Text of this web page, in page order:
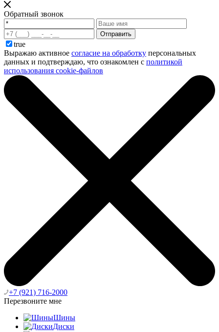
Обратный звонок
Отправить
true
Выражаю активное согласие на обработку персональных
данных и подтверждаю, что ознакомлен с политикой
использования cookie-файлов
+7 (921) 716-2000
Перезвоните мне
Шины
Диски